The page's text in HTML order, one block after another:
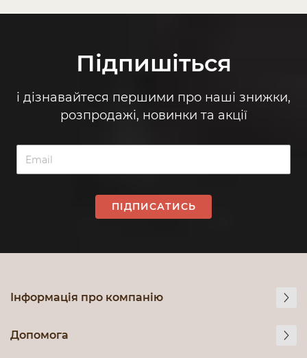
Підпишіться
і дізнавайтеся першими про наші знижки,
розпродажі, новинки та акції
ПІДПИСАТИСЬ
Інформація про компанію
Допомога